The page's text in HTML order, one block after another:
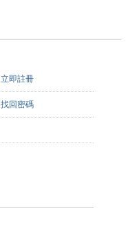
立即註冊
找回密碼